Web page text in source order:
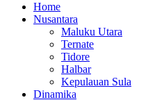
Home
Nusantara
Maluku Utara
Ternate
Tidore
Halbar
Kepulauan Sula
Dinamika